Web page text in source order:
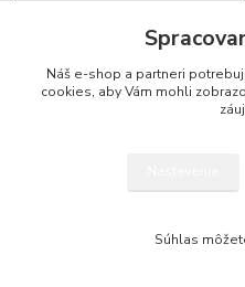
vybranej značke a modelu auta,
Správne vyrobená rohož do
priestoru funkčnosť a estetiku.
vyrobená z odolných a
rohož dokonca rezaná podľa
Väčšina rohoží do kufra je
Náš e-shop a partneri
cookies, aby Vám mohli
Súhlas